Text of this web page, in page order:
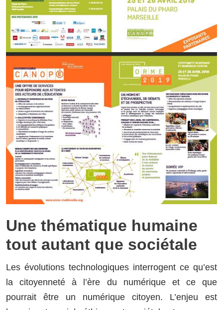
Une thématique humaine
tout autant que sociétale
Les évolutions technologiques interrogent ce qu’est
la citoyenneté à l’ère du numérique et ce que
pourrait être un numérique citoyen. L’enjeu est